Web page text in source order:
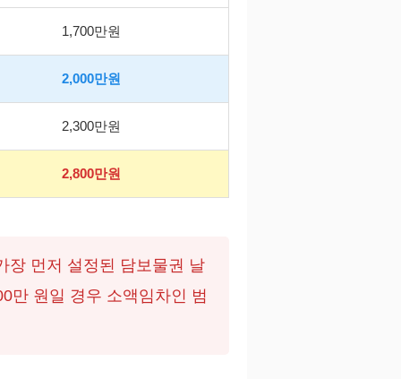
1,700만원
2,000만원
2,300만원
2,800만원
장 먼저 설정된 담보물권 날
만 원일 경우 소액임차인 범